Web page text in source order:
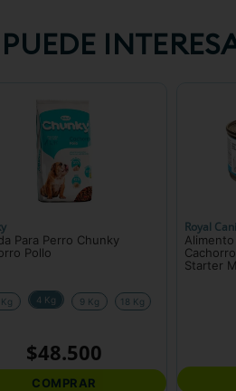
Para Perro Chunky
Pollo
4 Kg 9 Kg 18 Kg
$48.500
COMPRAR
Royal
Starter